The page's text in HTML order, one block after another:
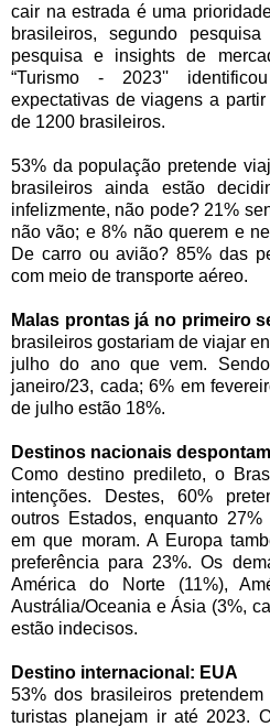
cair na estrada é uma
brasileiros, segundo
pesquisa e insights de
“Turismo - 2023''
expectativas de viagens a
de 1200 brasileiros.
53% da população pretende
brasileiros ainda estão
infelizmente, não pode? 21%
não vão; e 8% não querem e
De carro ou avião? 85% das
com meio de transporte aéreo.
Malas prontas já no primeiro
brasileiros gostariam de viajar
julho do ano que vem.
janeiro/23, cada; 6% em
de julho estão 18%.
Destinos nacionais
Como destino predileto, o
intenções. Destes, 60%
outros Estados, enquanto
em que moram. A Europa
preferência para 23%. Os
América do Norte (11%),
Austrália/Oceania e Ásia (3%,
estão indecisos.
Destino internacional: EUA
53% dos brasileiros
turistas planejam ir até 2023.